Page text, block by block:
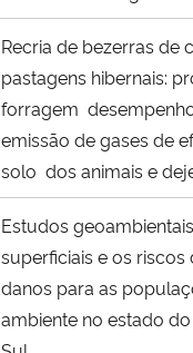
Recria de bezerras de
pastagens hibernais:
forragem
emissão de gases de
solo dos animais e
Estudos
superficiais e os riscos
danos para as
ambiente no estado